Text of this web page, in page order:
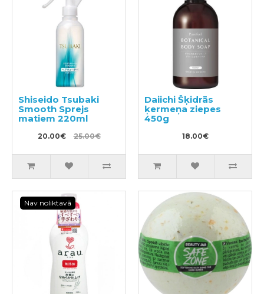
Shiseido Tsubaki
Smooth Sprejs
matiem 220ml
20.00€ 25.00€
Daiichi Šķidrās
ķermeņa ziepes
450g
18.00€
Nav noliktavā